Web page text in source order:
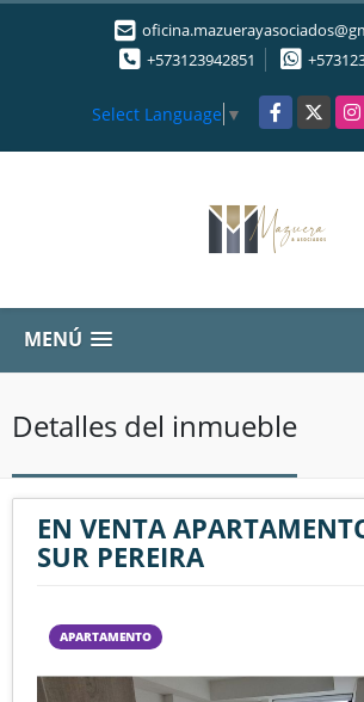
+573123942851
Select Language ▼ Facebook
X
MENÚ
Detalles del inmueble
EN VENTA
SUR PEREIRA
APARTAMENTO